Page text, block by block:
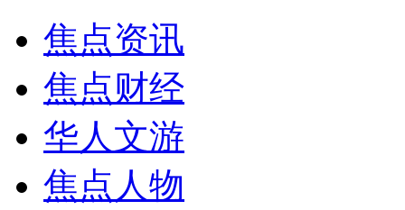
焦点资讯
焦点财经
华人文游
焦点人物